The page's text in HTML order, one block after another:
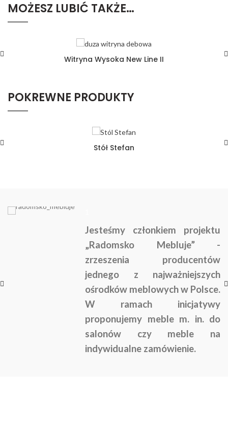
MOŻESZ LUBIĆ TAKŻE…
Witryna Wysoka New Line II
POKREWNE PRODUKTY
Stół Stefan
Jesteśmy członkiem projektu
„Radomsko Mebluje” -
zrzeszenia producentów
jednego z najważniejszych
ośrodków meblowych w Polsce.
W ramach inicjatywy
proponujemy meble m. in. do
salonów czy meble na
indywidualne zamówienie.